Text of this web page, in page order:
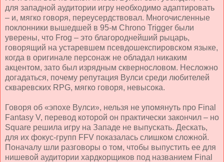
для западной аудитории игру необходимо адаптировать
– и, мягко говоря, переусердствовал. Многочисленные
поклонники вышедшей в 95-м Chrono Trigger были
уверены, что Frog – это благороднейший рыцарь,
говорящий на устаревшем псевдошекспировском языке,
когда в оригинале персонаж не обладал никаким
акцентом, зато был изрядным сквернословом. Несложно
догадаться, почему репутация Вулси среди любителей
скваревских RPG, мягко говоря, невысока.
Говоря об «эпохе Вулси», нельзя не упомянуть про Final
Fantasy V, перевод которой он практически закончил – но
Square решила игру на Западе не выпускать. Дескать,
для их фокус-групп FFV показалась слишком сложной.
Поначалу шли разговоры о том, чтобы выпустить ее для
нишевой аудитории хардкорщиков под названием Final